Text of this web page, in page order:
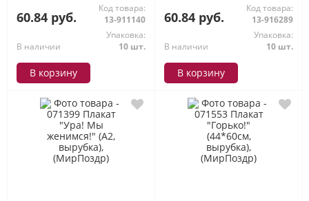
60.84 руб.
Код товара:
13-911140
В наличии
Упаковка:
10 шт.
В корзину
60.84 руб.
Код товара:
13-916289
В наличии
Упаковка:
10 шт.
В корзину